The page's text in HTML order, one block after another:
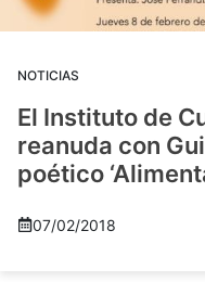
NOTICIAS
El Instituto de
reanuda con
poético
07/02/2018